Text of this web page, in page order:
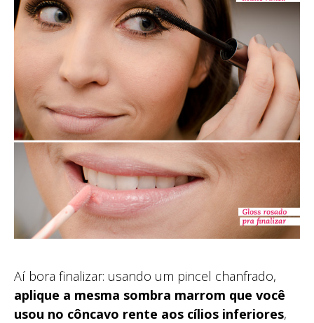
Aí bora finalizar: usando um pincel chanfrado,
aplique a mesma sombra marrom que você
usou no côncavo rente aos cílios inferiores,